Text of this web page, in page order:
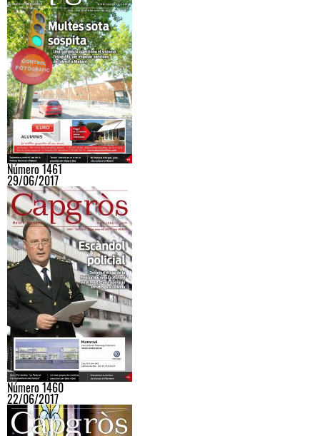
Número 1461
29/06/2017
Número 1460
22/06/2017